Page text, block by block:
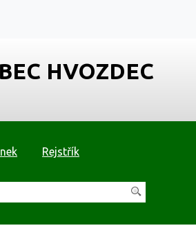
HVOZDEC
Rejstřík